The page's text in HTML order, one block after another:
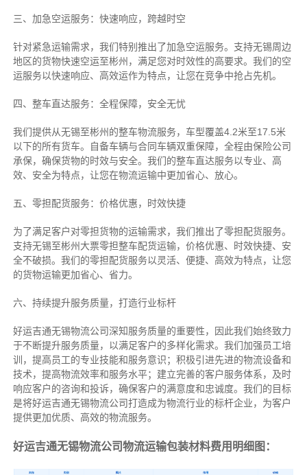
三、加急空运服务：快速响应，跨越时空
针对紧急运输需求，我们特别推出了加急空运服务。支持无锡周边
地区的货物快速空运至彬州，满足您对时效性的高要求。我们的空
运服务以快速响应、高效运作为特点，让您在竞争中抢占先机。
四、整车直达服务：全程保障，安全无忧
我们提供从无锡至彬州的整车物流服务，车型覆盖4.2米至17.5米
以下的所有货车。自备车辆与合同车辆双重保障，全程由保险公司
承保，确保货物的时效与安全。我们的整车直达服务以专业、高
效、安全为特点，让您在物流运输中更加省心、放心。
五、零担配货服务：价格优惠，时效快捷
为了满足客户对零担货物的运输需求，我们推出了零担配货服务。
支持无锡至彬州大票零担整车配货运输，价格优惠、时效快捷、安
全不破损。我们的零担配货服务以灵活、便捷、高效为特点，让您
的货物运输更加省心、省力。
六、持续提升服务质量，打造行业标杆
好运吉通无锡物流公司深知服务质量的重要性，因此我们始终致力
于不断提升服务质量，以满足客户的多样化需求。我们加强员工培
训，提高员工的专业技能和服务意识；积极引进先进的物流设备和
技术，提高物流效率和服务水平；建立完善的客户服务体系，及时
响应客户的咨询和投诉，确保客户的满意度和忠诚度。我们的目标
是将好运吉通无锡物流公司打造成为物流行业的标杆企业，为客户
提供更加优质、高效的物流服务。
好运吉通无锡物流公司物流运输包装材料费用明细图：